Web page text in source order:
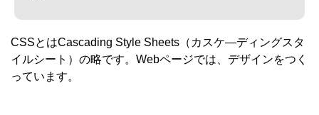
CSSとはCascading Style Sheets（カスケ―ディングスタ
イルシート）の略です。Webページでは、デザインをつく
っています。